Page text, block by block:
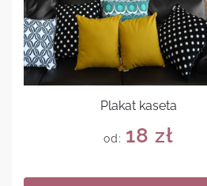
Plakat kaseta
od: 18 zł